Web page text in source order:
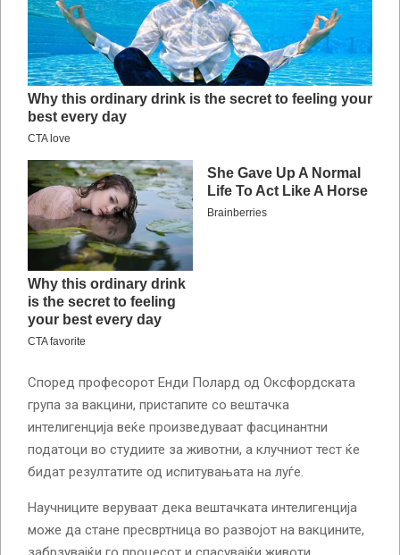
Според професорот Енди Полард од Оксфордската
група за вакцини, пристапите со вештачка
интелигенција веќе произведуваат фасцинантни
податоци во студиите за животни, а клучниот тест ќе
бидат резултатите од испитувањата на луѓе.
Научниците веруваат дека вештачката интелигенција
може да стане пресвртница во развојот на вакцините,